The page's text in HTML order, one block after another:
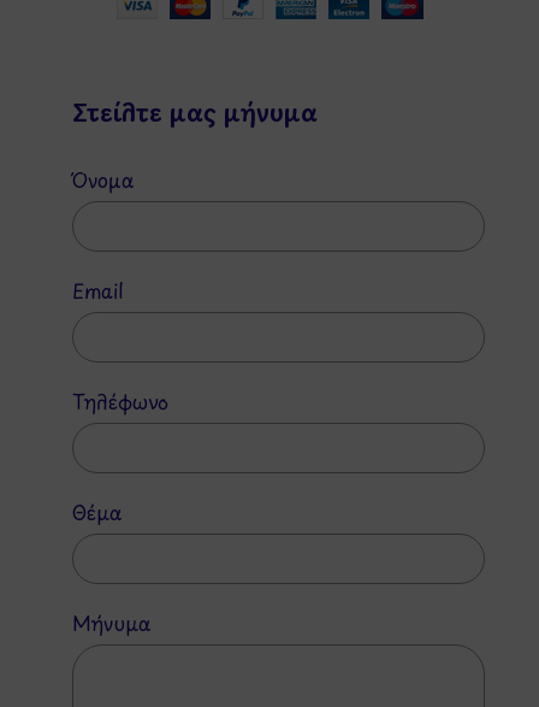
Στείλτε μας μήνυμα
Όνομα
Email
Τηλέφωνο
Θέμα
Μήνυμα